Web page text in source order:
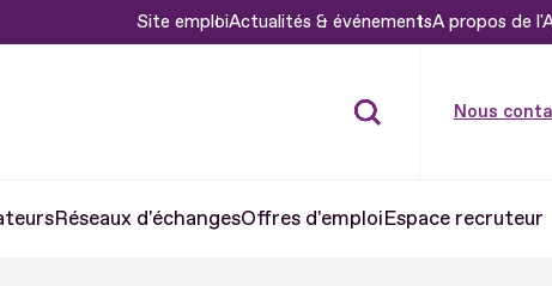
Site emploiActualités & événementsA propos de
Nous
Réseaux d'échangesOffres d'emploiEspace recruteur